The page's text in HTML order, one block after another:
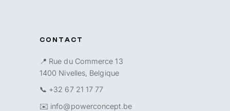
CONTACT
📍 Rue du Commerce 13
1400 Nivelles, Belgique
📞 +32 67 21 17 77
✉️ info@powerconcept.be